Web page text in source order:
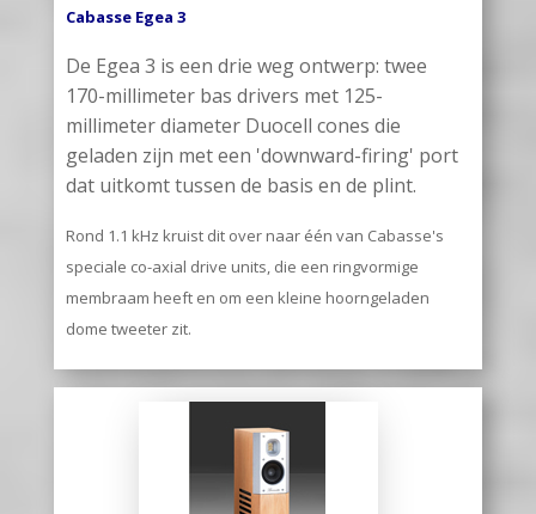
Cabasse Egea 3
De Egea 3 is een drie weg ontwerp: twee
170-millimeter bas drivers met 125-
millimeter diameter Duocell cones die
geladen zijn met een 'downward-firing' port
dat uitkomt tussen de basis en de plint.
Rond 1.1 kHz kruist dit over naar één van Cabasse's
speciale co-axial drive units, die een ringvormige
membraam heeft en om een kleine hoorngeladen
dome tweeter zit.